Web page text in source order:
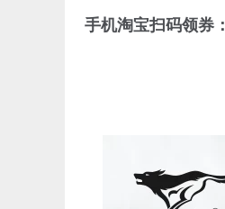
手机淘宝扫码领券：